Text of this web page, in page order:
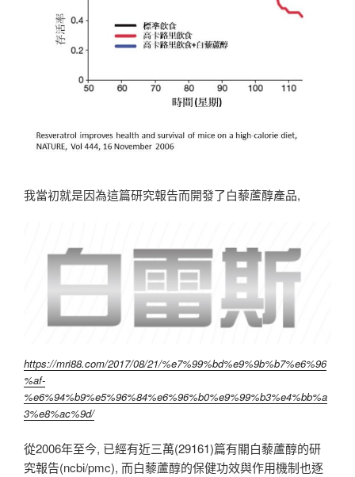
我當初就是因為這篇研究報告而開發了白藜蘆醇產品,
https://mri88.com/2017/08/21/%e7%99%bd%e9%9b%b7%e6%96
%af-
%e6%94%b9%e5%96%84%e6%96%b0%e9%99%b3%e4%bb%a
3%e8%ac%9d/
從2006年至今, 已經有近三萬(29161)篇有關白藜蘆醇的研
究報告(ncbi/pmc), 而白藜蘆醇的保健功效與作用機制也逐